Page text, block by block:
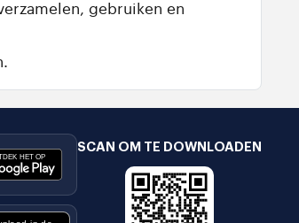
gebruiken en
SCAN OM TE DOWNLOADEN